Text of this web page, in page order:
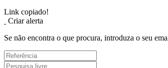
Link copiado!
Criar alerta
Se não encontra o que procura, introduza o seu